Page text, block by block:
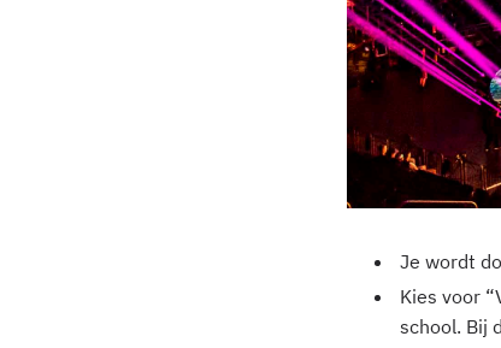
Je wordt
Kies voor
school. Bij